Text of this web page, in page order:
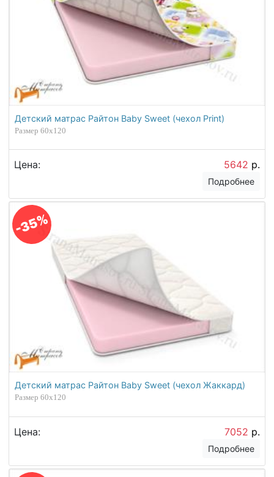
Детский матрас Райтон Baby Sweet (чехол Print)
Размер 60х120
Цена: 5642 р.
Подробнее
-35%
Детский матрас Райтон Baby Sweet (чехол Жаккард)
Размер 60х120
Цена: 7052 р.
Подробнее